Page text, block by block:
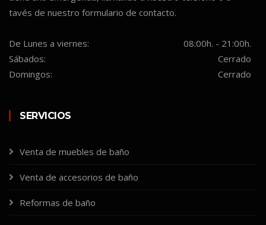
tavés de nuestro formulario de contacto.
De Lunes a viernes:
08:00h. - 21:00h.
Sábados:
Cerrado
Domingos:
Cerrado
SERVICIOS
Venta de muebles de baño
Venta de accesorios de baño
Reformas de baño